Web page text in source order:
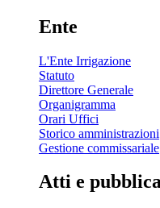
Ente
L'Ente Irrigazione
Statuto
Direttore Generale
Organigramma
Orari Uffici
Storico amministrazioni
Gestione commissariale
Atti e